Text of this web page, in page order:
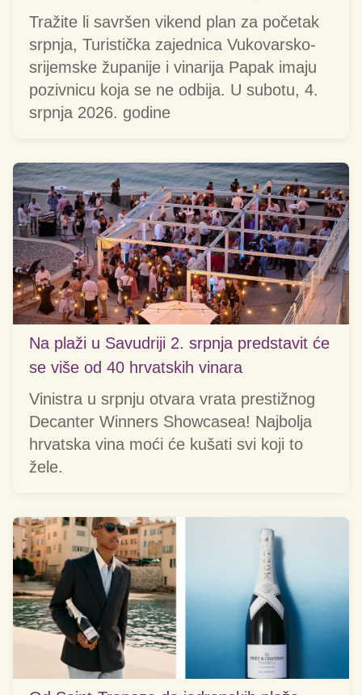
Tražite li savršen vikend plan za početak
srpnja, Turistička zajednica Vukovarsko-
srijemske županije i vinarija Papak imaju
pozivnicu koja se ne odbija. U subotu, 4.
srpnja 2026. godine
Na plaži u Savudriji 2. srpnja predstavit će
se više od 40 hrvatskih vinara
Vinistra u srpnju otvara vrata prestižnog
Decanter Winners Showcasea! Najbolja
hrvatska vina moći će kušati svi koji to
žele.